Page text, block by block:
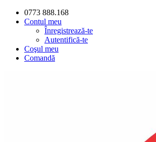
0773 888.168
Contul meu
Înregistrează-te
Autentifică-te
Coşul meu
Comandă